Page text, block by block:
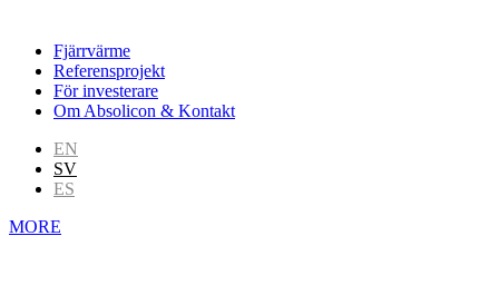
Fjärrvärme
Referensprojekt
För investerare
Om Absolicon & Kontakt
EN
SV
ES
MORE